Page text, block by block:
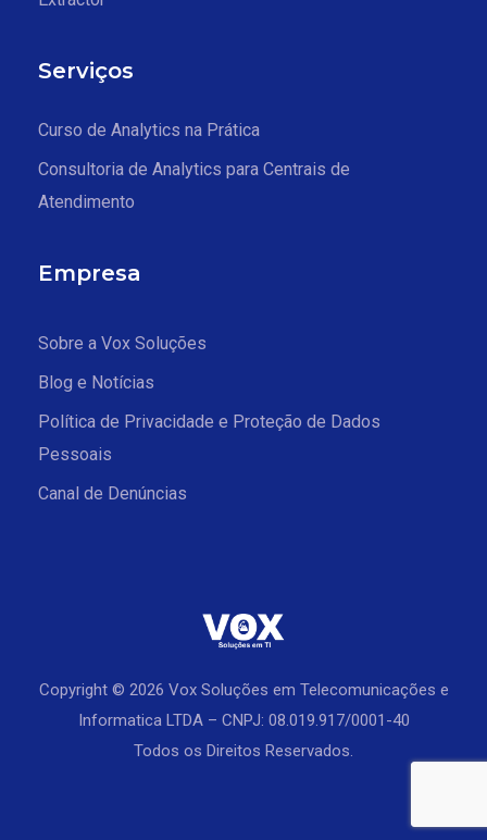
Serviços
Curso de Analytics na Prática
Consultoria de Analytics para Centrais de
Atendimento
Empresa
Sobre a Vox Soluções
Blog e Notícias
Política de Privacidade e Proteção de Dados
Pessoais
Canal de Denúncias
Copyright © 2026 Vox Soluções em Telecomunicações e
Informatica LTDA – CNPJ: 08.019.917/0001-40
Todos os Direitos Reservados.